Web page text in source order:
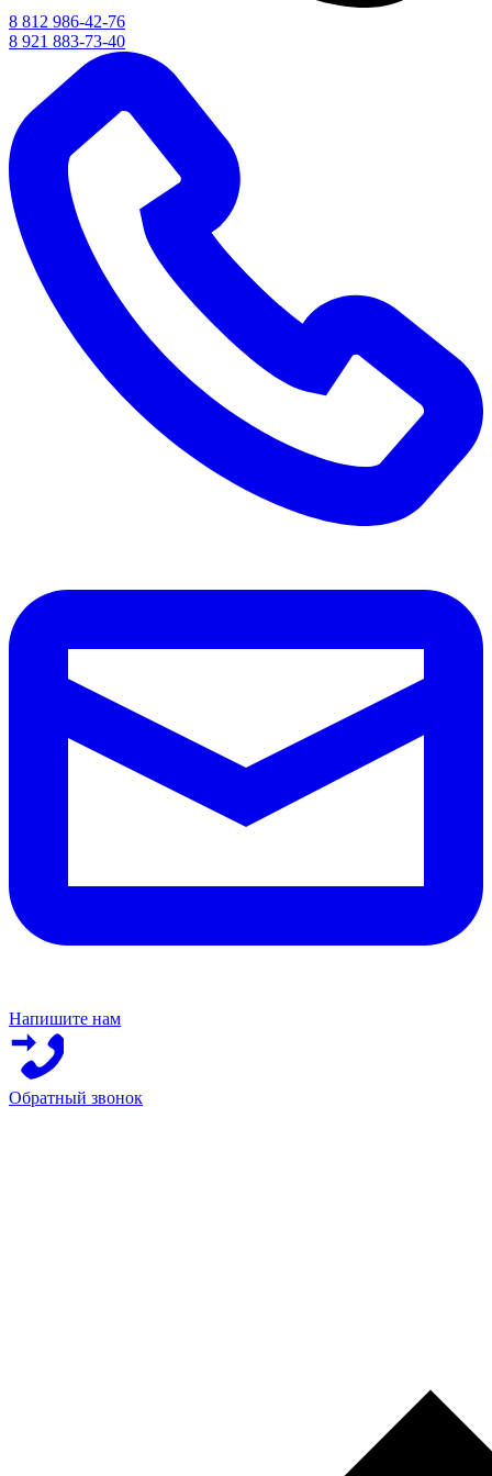
8 812 986-42-76
8 921 883-73-40
Напишите нам
Обратный звонок